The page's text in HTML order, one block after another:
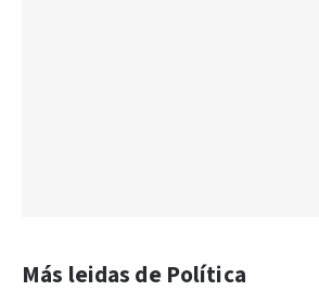
Más leidas de Política